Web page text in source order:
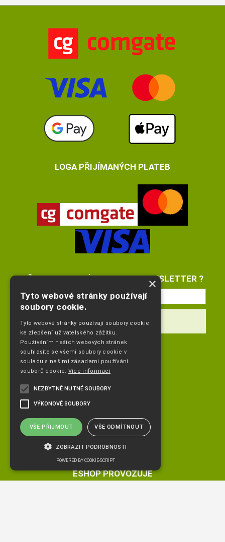
LOGA PŘIJÍMANÝCH PLATEB
PŘEJETE SI ZASÍLAT EMAILY NEWSLETTER ?
DALŠÍ INFORMACE
Katalog zboží
Nákupní košík
Obchodní podmínky
ESHOP PROVOZUJE
×
Tyto webové stránky používají
soubory cookie.
Tyto webové stránky používají soubory cookie
ke zlepšení uživatelského zážitku.
Používáním našich webových stránek
souhlasíte se všemi soubory cookie v
souladu s našimi zásadami používání
souborů cookie. Více informací
NEZBYTNĚ NUTNÉ SOUBORY
VÝKONOVÉ SOUBORY
VŠE PŘIJMOUT VŠE ODMÍTNOUT
ZOBRAZIT PODROBNOSTI
POWERED BY COOKIE-SCRIPT